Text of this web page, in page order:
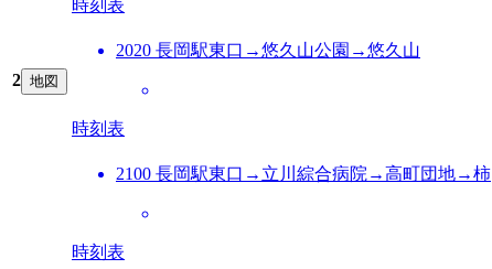
時刻表
2 地図
2020 長岡駅東口→悠久山公園→悠久山
時刻表
2100 長岡駅東口→立川綜合病院→高町団地→柿
時刻表